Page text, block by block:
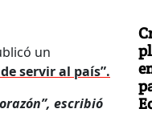
un
servir al país”.
escribió